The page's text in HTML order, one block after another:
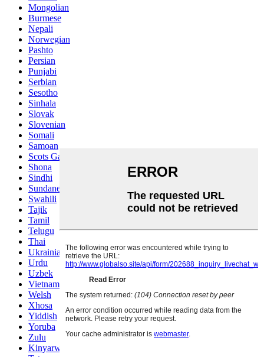
Mongolian
Burmese
Nepali
Norwegian
Pashto
Persian
Punjabi
Serbian
Sesotho
Sinhala
Slovak
Slovenian
Somali
Samoan
Scots Gaelic
Shona
Sindhi
Sundanese
Swahili
Tajik
Tamil
Telugu
Thai
Ukrainian
Urdu
Uzbek
Vietnamese
Welsh
Xhosa
Yiddish
Yoruba
Zulu
Kinyarwanda